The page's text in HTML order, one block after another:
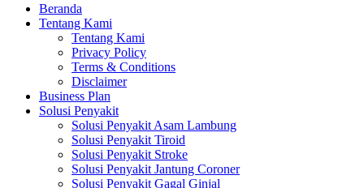
Beranda
Tentang Kami
Tentang Kami
Privacy Policy
Terms & Conditions
Disclaimer
Business Plan
Solusi Penyakit
Solusi Penyakit Asam Lambung
Solusi Penyakit Tiroid
Solusi Penyakit Stroke
Solusi Penyakit Jantung Coroner
Solusi Penyakit Gagal Ginjal